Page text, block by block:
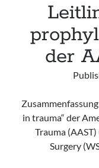
der
in trauma“ der
Trauma
Surgery